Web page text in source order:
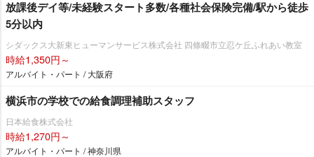
放課後デイ等/未経験スタート多数/各種社会保険完備/駅から徒歩
5分以内
シダックス大新東ヒューマンサービス株式会社 四條畷市立忍ケ丘ふれあい教室
時給1,350円～
アルバイト・パート / 大阪府
横浜市の学校での給食調理補助スタッフ
日本給食株式会社
時給1,270円～
アルバイト・パート / 神奈川県